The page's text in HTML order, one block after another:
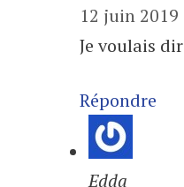
12 juin
Je voulais
Répondre
Edda